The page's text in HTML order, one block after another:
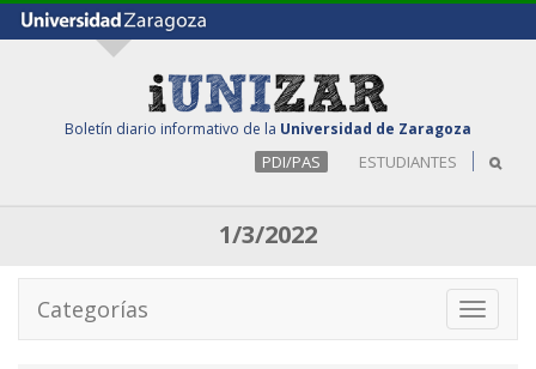
Boletín diario informativo de la Universidad de Zaragoza
PDI/PAS ESTUDIANTES
1/3/2022
Toggle
Categorías